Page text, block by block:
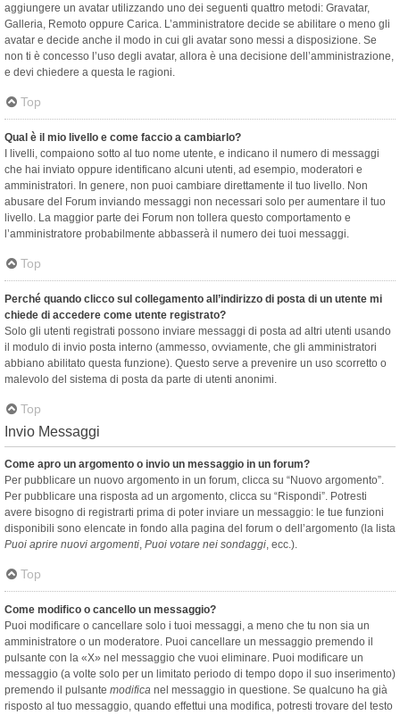
aggiungere un avatar utilizzando uno dei seguenti quattro metodi: Gravatar,
Galleria, Remoto oppure Carica. L’amministratore decide se abilitare o meno gli
avatar e decide anche il modo in cui gli avatar sono messi a disposizione. Se
non ti è concesso l’uso degli avatar, allora è una decisione dell’amministrazione,
e devi chiedere a questa le ragioni.
Top
Qual è il mio livello e come faccio a cambiarlo?
I livelli, compaiono sotto al tuo nome utente, e indicano il numero di messaggi
che hai inviato oppure identificano alcuni utenti, ad esempio, moderatori e
amministratori. In genere, non puoi cambiare direttamente il tuo livello. Non
abusare del Forum inviando messaggi non necessari solo per aumentare il tuo
livello. La maggior parte dei Forum non tollera questo comportamento e
l’amministratore probabilmente abbasserà il numero dei tuoi messaggi.
Top
Perché quando clicco sul collegamento all’indirizzo di posta di un utente mi
chiede di accedere come utente registrato?
Solo gli utenti registrati possono inviare messaggi di posta ad altri utenti usando
il modulo di invio posta interno (ammesso, ovviamente, che gli amministratori
abbiano abilitato questa funzione). Questo serve a prevenire un uso scorretto o
malevolo del sistema di posta da parte di utenti anonimi.
Top
Invio Messaggi
Come apro un argomento o invio un messaggio in un forum?
Per pubblicare un nuovo argomento in un forum, clicca su “Nuovo argomento”.
Per pubblicare una risposta ad un argomento, clicca su “Rispondi”. Potresti
avere bisogno di registrarti prima di poter inviare un messaggio: le tue funzioni
disponibili sono elencate in fondo alla pagina del forum o dell’argomento (la lista
Puoi aprire nuovi argomenti, Puoi votare nei sondaggi, ecc.).
Top
Come modifico o cancello un messaggio?
Puoi modificare o cancellare solo i tuoi messaggi, a meno che tu non sia un
amministratore o un moderatore. Puoi cancellare un messaggio premendo il
pulsante con la «X» nel messaggio che vuoi eliminare. Puoi modificare un
messaggio (a volte solo per un limitato periodo di tempo dopo il suo inserimento)
premendo il pulsante modifica nel messaggio in questione. Se qualcuno ha già
risposto al tuo messaggio, quando effettui una modifica, potresti trovare del testo